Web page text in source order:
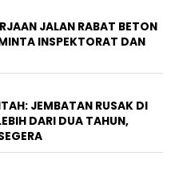
JALAN RABAT BETON
INSPEKTORAT DAN
JEMBATAN RUSAK DI
DARI DUA TAHUN,